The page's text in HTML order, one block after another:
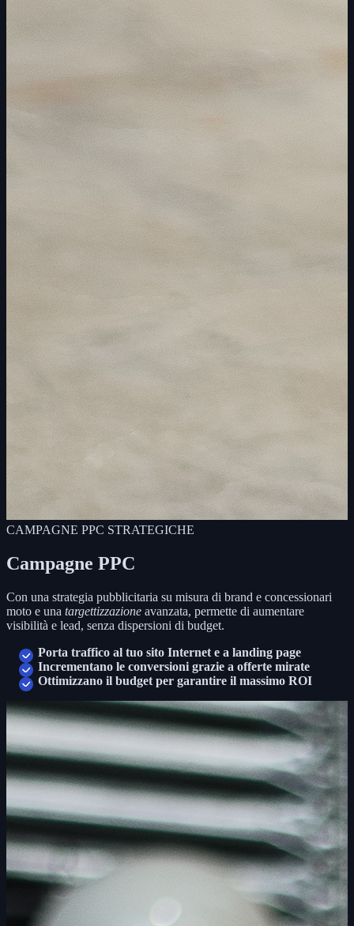
CAMPAGNE PPC STRATEGICHE
Campagne PPC
Con una strategia pubblicitaria su misura di brand e concessionari
moto e una targettizzazione avanzata, permette di aumentare
visibilità e lead, senza dispersioni di budget.
Porta traffico al tuo sito Internet e a landing page
Incrementano le conversioni grazie a offerte mirate
Ottimizzano il budget per garantire il massimo ROI